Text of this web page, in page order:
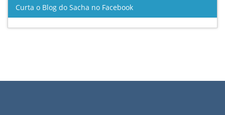
Curta o Blog do Sacha no Facebook